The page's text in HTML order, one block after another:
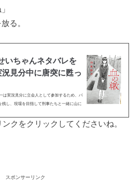
る。
いちゃんネタバレを
見分中に唐突に甦っ
は実況見分に立会人として参加するため、パ
残し、現場を目指して刑事たちと一緒に山に
クをクリックしてくださいね。
スポンサーリンク